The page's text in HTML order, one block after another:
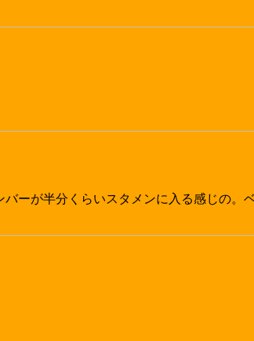
ーが半分くらいスタメンに入る感じの。